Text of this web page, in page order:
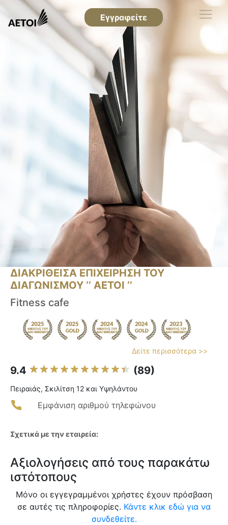
Εγγραφείτε
ΔΙΑΚΡΙΘΕΙΣΑ ΕΠΙΧΕΙΡΗΣΗ ΤΟΥ
ΔΙΑΓΩΝΙΣΜΟΥ ‘’ ΑΕΤΟΙ ‘’
Fitness cafe
Δείτε περισσότερα >>
9.4 (89)
Πειραιάς, Σκιλίτση 12 και Υψηλάντου
Εμφάνιση αριθμού τηλεφώνου
Σχετικά με την εταιρεία:
Αξιολογήσεις από τους παρακάτω
ιστότοπους
Μόνο οι εγγεγραμμένοι χρήστες έχουν πρόσβαση
σε αυτές τις πληροφορίες. Κάντε κλικ εδώ για να
συνδεθείτε.